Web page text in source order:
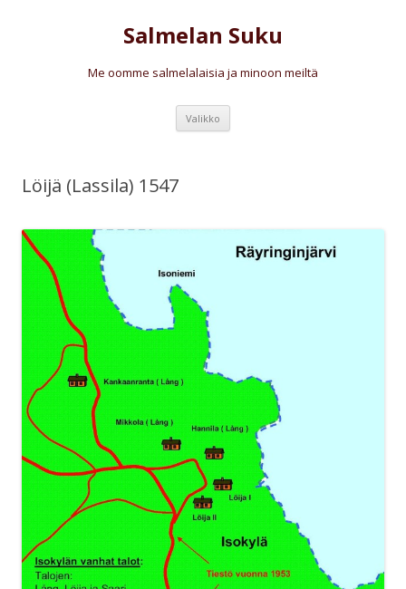
Salmelan Suku
Me oomme salmelalaisia ja minoon meiltä
Valikko
Löijä (Lassila) 1547